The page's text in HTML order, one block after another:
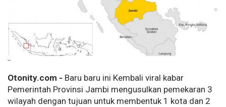
--
Otonity.com - Baru baru ini Kembali viral kabar
Pemerintah Provinsi Jambi mengusulkan pemekaran 3
wilayah dengan tujuan untuk membentuk 1 kota dan 2